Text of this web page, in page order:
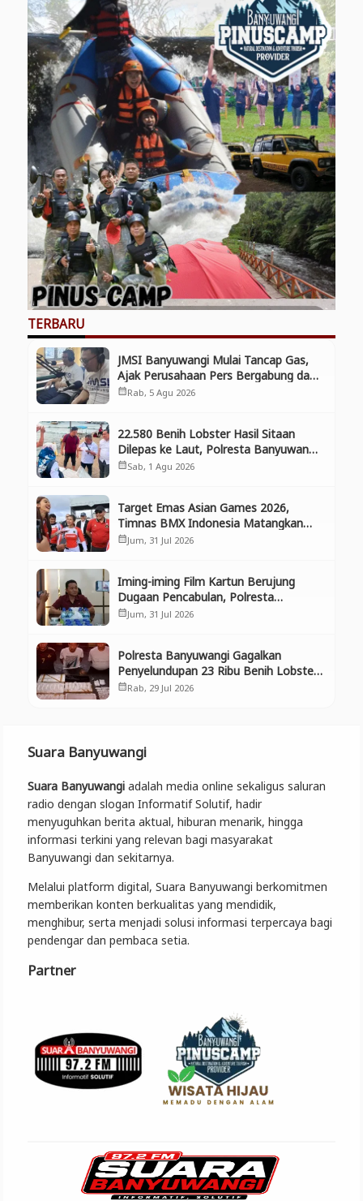
TERBARU
JMSI Banyuwangi Mulai Tancap Gas,
Ajak Perusahaan Pers Bergabung dan
Perkuat Kolaborasi
calendar_monthRab, 5 Agu 2026
22.580 Benih Lobster Hasil Sitaan
Dilepas ke Laut, Polresta Banyuwangi
Selamatkan Aset Negara dan
Ekosistem
calendar_monthSab, 1 Agu 2026
Target Emas Asian Games 2026,
Timnas BMX Indonesia Matangkan
Persiapan di Banyuwangi
calendar_monthJum, 31 Jul 2026
Iming-iming Film Kartun Berujung
Dugaan Pencabulan, Polresta
Banyuwangi Tangkap Pria di Muncar
calendar_monthJum, 31 Jul 2026
Polresta Banyuwangi Gagalkan
Penyelundupan 23 Ribu Benih Lobster,
Tiga Pelaku Diamankan
calendar_monthRab, 29 Jul 2026
Suara Banyuwangi
Suara Banyuwangiadalah media online sekaligus saluran
radio dengan slogan Informatif Solutif, hadir
menyuguhkan berita aktual, hiburan menarik, hingga
informasi terkini yang relevan bagi masyarakat
Banyuwangi dan sekitarnya.
Melalui platform digital, Suara Banyuwangi berkomitmen
memberikan konten berkualitas yang mendidik,
menghibur, serta menjadi solusi informasi terpercaya bagi
pendengar dan pembaca setia.
Partner